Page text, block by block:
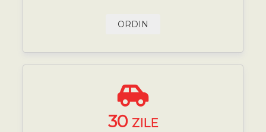
ORDIN
30 ZILE